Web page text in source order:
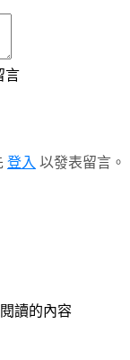
言
登入 以發表留言。
讀的內容